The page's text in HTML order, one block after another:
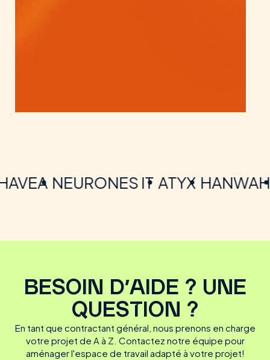
NEURONES IT ATYX HANWAH
BESOIN D'AIDE ? UNE
QUESTION ?
En tant que contractant général, nous prenons en charge
votre projet de A à Z. Contactez notre équipe pour
aménager l'espace de travail adapté à votre projet!